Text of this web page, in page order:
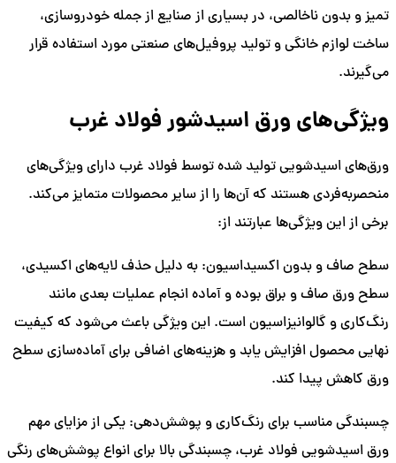
تمیز و بدون ناخالصی، در بسیاری از صنایع از جمله خودروسازی،
ساخت لوازم خانگی و تولید پروفیل‌های صنعتی مورد استفاده قرار
می‌گیرند.
ویژگی‌های ورق اسیدشور فولاد غرب
ورق‌های اسیدشویی تولید شده توسط فولاد غرب دارای ویژگی‌های
منحصر‌به‌فردی هستند که آن‌ها را از سایر محصولات متمایز می‌کند.
برخی از این ویژگی‌ها عبارتند از:
سطح صاف و بدون اکسیداسیون: به دلیل حذف لایه‌های اکسیدی،
سطح ورق صاف و براق بوده و آماده انجام عملیات بعدی مانند
رنگ‌کاری و گالوانیزاسیون است. این ویژگی باعث می‌شود که کیفیت
نهایی محصول افزایش یابد و هزینه‌های اضافی برای آماده‌سازی سطح
ورق کاهش پیدا کند.
چسبندگی مناسب برای رنگ‌کاری و پوشش‌دهی: یکی از مزایای مهم
ورق اسیدشویی فولاد غرب، چسبندگی بالا برای انواع پوشش‌های رنگی